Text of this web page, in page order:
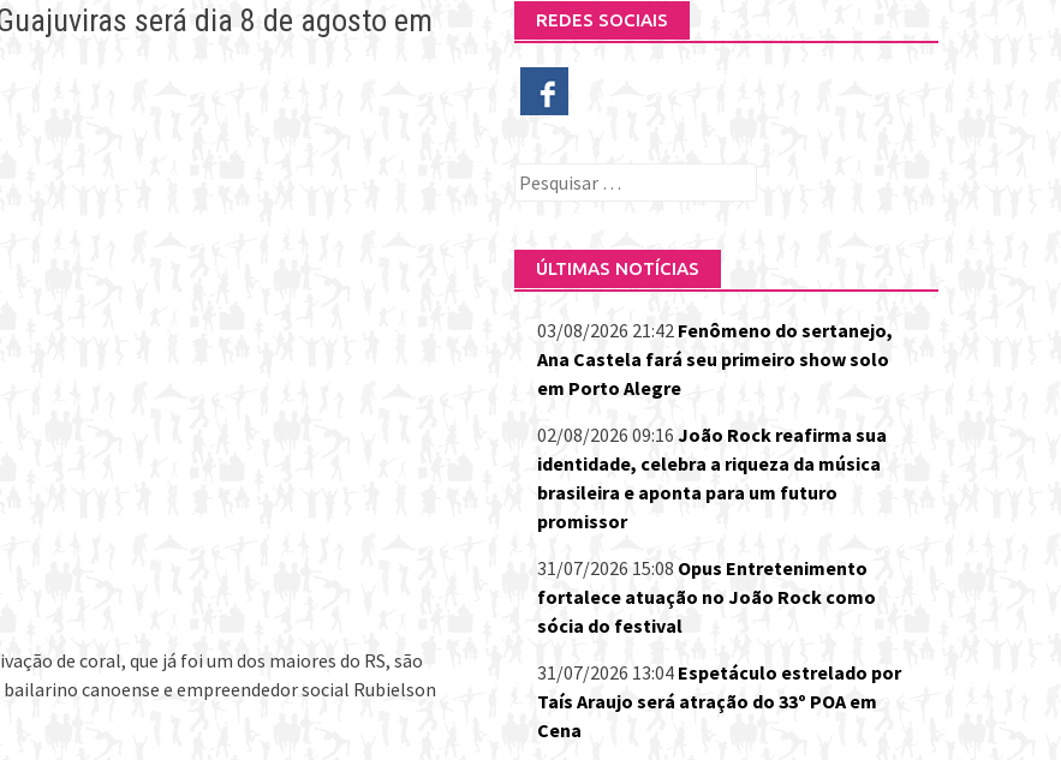
será dia 8 de agosto em
de coral, que já foi um dos maiores do RS, são
canoense e empreendedor social Rubielson
REDES SOCIAIS
Pesquisar
ÚLTIMAS NOTÍCIAS
03/08/2026 21:42 Fenômeno do sertanejo,
Ana Castela fará seu primeiro show solo
em Porto Alegre
02/08/2026 09:16 João Rock reafirma sua
identidade, celebra a riqueza da música
brasileira e aponta para um futuro
promissor
31/07/2026 15:08 Opus Entretenimento
fortalece atuação no João Rock como
sócia do festival
31/07/2026 13:04 Espetáculo estrelado por
Taís Araujo será atração do 33º POA em
Cena